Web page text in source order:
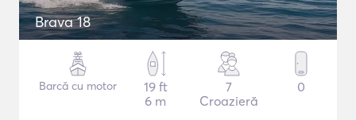
Brava 18
Barcă cu motor
19 ft
6 m
7
Croazieră
0